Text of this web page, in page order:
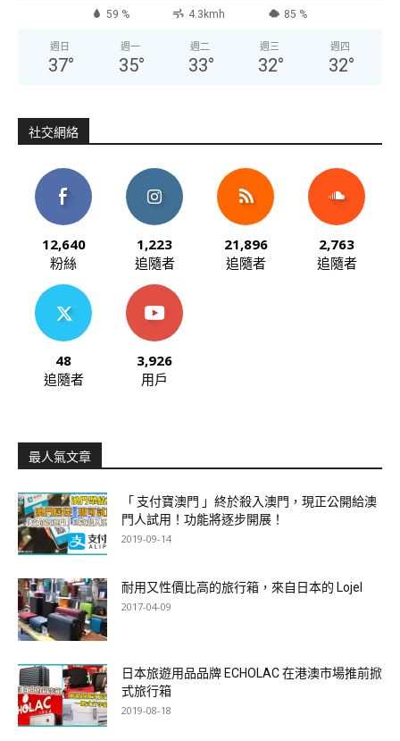
59 % 4.3kmh 85 %
週日
37°
週一
35°
週二
33°
週三
32°
週四
32°
社交網絡
12,640
粉絲
1,223
追隨者
21,896
追隨者
2,763
追隨者
48
追隨者
3,926
用戶
最人氣文章
「 支付寶澳門 」終於殺入澳門，現正公開給澳
門人試用！功能將逐步開展！
2019-09-14
耐用又性價比高的旅行箱，來自日本的 Lojel
2017-04-09
日本旅遊用品品牌 ECHOLAC 在港澳市場推前掀
式旅行箱
2019-08-18